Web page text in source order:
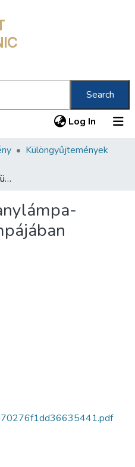
Search
Log In (current)
Különgyűjtemények
A Lánchíd a villanylámpa-füzérek fénypompájában